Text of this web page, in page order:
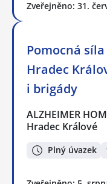
Zveřejněno: 31.
Pomocná
Hradec
i brigády
ALZHEIMER
Hradec Králové
Plný úvazek